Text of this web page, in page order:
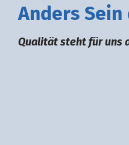
Anders Sein
Qualität steht für uns